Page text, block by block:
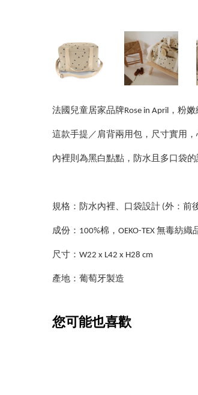
法國兒童居家品牌Rose in April，粉
這款手提／肩背兩用包，尺寸實用
內裡則為黑白點點，防水且多口袋的
規格：防水內裡、口袋設計 (外：前
成份：100%棉，OEKO-TEX 無毒紡織
尺寸：W22 x L42 x H28 cm
產地：葡萄牙製造
您可能也喜歡